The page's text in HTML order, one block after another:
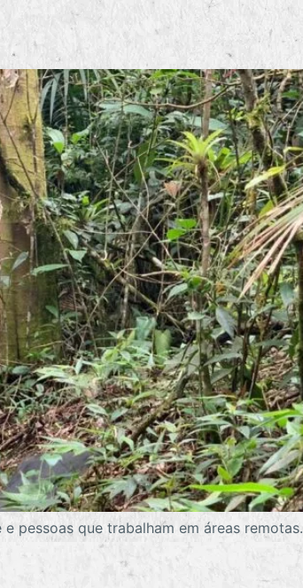
pessoas que trabalham em áreas remotas.